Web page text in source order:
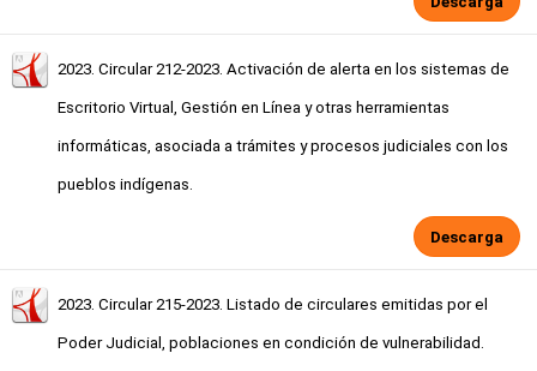
2023. Circular 212-2023. Activación de alerta en los sistemas de
Escritorio Virtual, Gestión en Línea y otras herramientas
informáticas, asociada a trámites y procesos judiciales con los
pueblos indígenas.
Descarga
2023. Circular 215-2023. Listado de circulares emitidas por el
Poder Judicial, poblaciones en condición de vulnerabilidad.